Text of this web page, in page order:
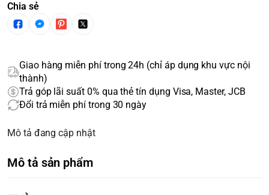
Chia sẻ
Giao hàng miễn phí trong 24h (chỉ áp dụng khu vực nội
thành)
Trả góp lãi suất 0% qua thẻ tín dụng Visa, Master, JCB
Đổi trả miễn phí trong 30 ngày
Mô tả đang cập nhật
Mô tả sản phẩm